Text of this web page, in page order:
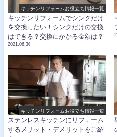
キッチンリフォームお役立ち情報一覧
キッチンリフォームでシンクだけ
を交換したい！シンクだけの交換
はできる？交換にかかる金額は？
2021.06.30
キッチンリフォームお役立ち情報一覧
ステンレスキッチンにリフォーム
するメリット・デメリットをご紹